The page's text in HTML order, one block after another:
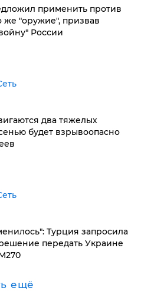
применить против
же "оружие", призвав
России
два тяжелых
будет взрывоопасно
Турция запросила
передать Украине
ещё